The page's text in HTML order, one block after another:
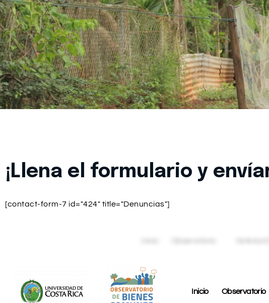
Si conoces o estàs enfrentando
formulario que está a
¡Llena el formulario y
[contact-form-7 id="424" title="Denuncias"]
Inicio Observatorio